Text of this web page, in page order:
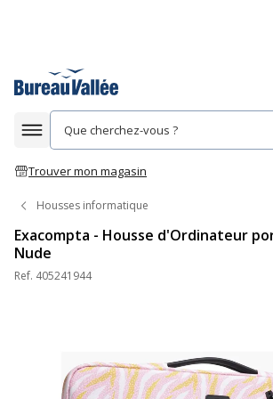
Afficher la navigation
Trouver mon magasin
Housses informatique
Exacompta - Housse d'Ordinateur
Nude
Ref. 405241944